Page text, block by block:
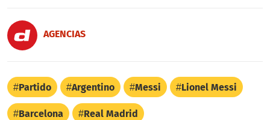
AGENCIAS
Partido Argentino Messi Lionel Messi
Barcelona Real Madrid